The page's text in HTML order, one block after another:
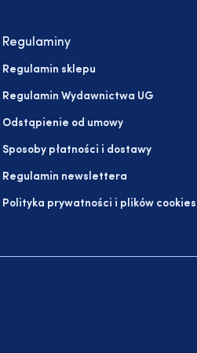
Regulaminy
Regulamin sklepu
Regulamin Wydawnictwa UG
Odstąpienie od umowy
Sposoby płatności i dostawy
Regulamin newslettera
Polityka prywatności i plików cookies